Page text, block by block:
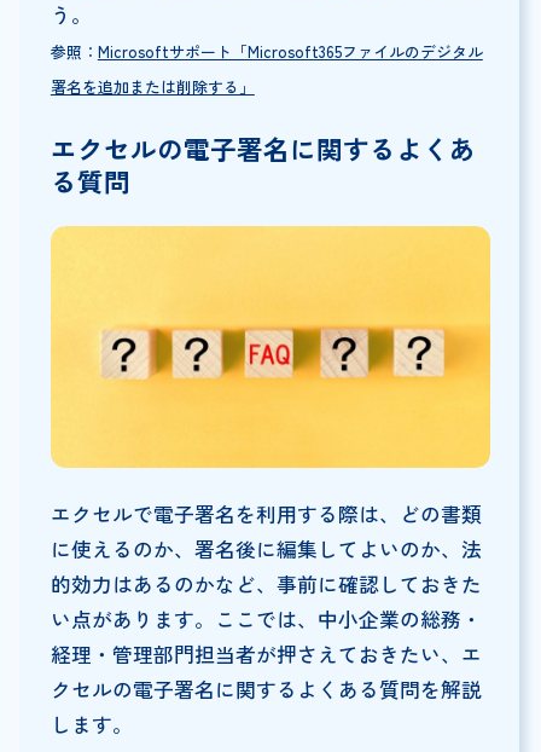
う。
参照： Microsoftサポート「Microsoft365ファイルのデジタル
署名を追加または削除する」
エクセルの電子署名に関するよくあ
る質問
エクセルで電子署名を利用する際は、どの書類
に使えるのか、署名後に編集してよいのか、法
的効力はあるのかなど、事前に確認しておきた
い点があります。ここでは、中小企業の総務・
経理・管理部門担当者が押さえておきたい、エ
クセルの電子署名に関するよくある質問を解説
します。